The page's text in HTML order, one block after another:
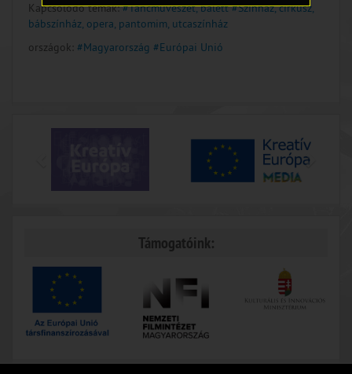
Kapcsolódó témák:#Táncművészet, balett #Színház, cirkusz,
bábszínház, opera, pantomim, utcaszínház
országok: #Magyarország #Európai Unió
Támogatóink: